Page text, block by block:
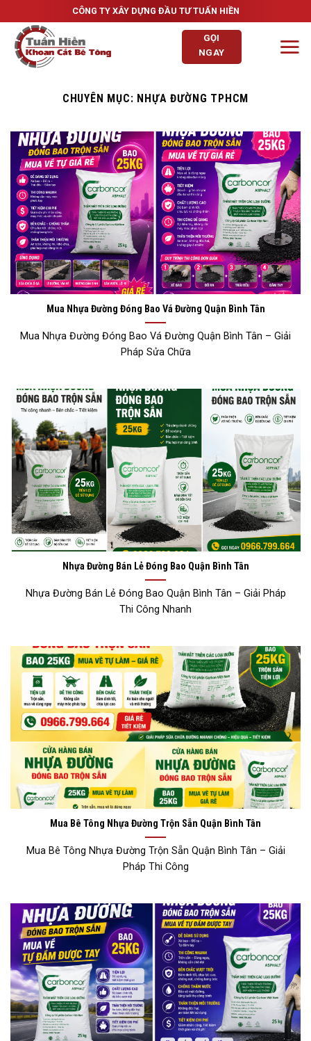
to
content
CÔNG TY XÂY DỰNG ĐẦU TƯ TUẤN HIỀN
GỌI
NGAY
CHUYÊN MỤC: NHỰA ĐƯỜNG TPHCM
Mua Nhựa Đường Đóng Bao Vá Đường Quận Bình Tân
Mua Nhựa Đường Đóng Bao Vá Đường Quận Bình Tân – Giải
Pháp Sửa Chữa
Nhựa Đường Bán Lẻ Đóng Bao Quận Bình Tân
Nhựa Đường Bán Lẻ Đóng Bao Quận Bình Tân – Giải Pháp
Thi Công Nhanh
Mua Bê Tông Nhựa Đường Trộn Sẵn Quận Bình Tân
Mua Bê Tông Nhựa Đường Trộn Sẵn Quận Bình Tân – Giải
Pháp Thi Công